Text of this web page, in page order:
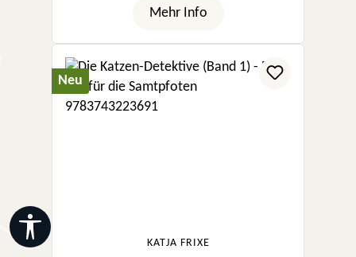
Mehr Info
Neu
KATJA FRIXE
Werkzeugleiste anzeigen